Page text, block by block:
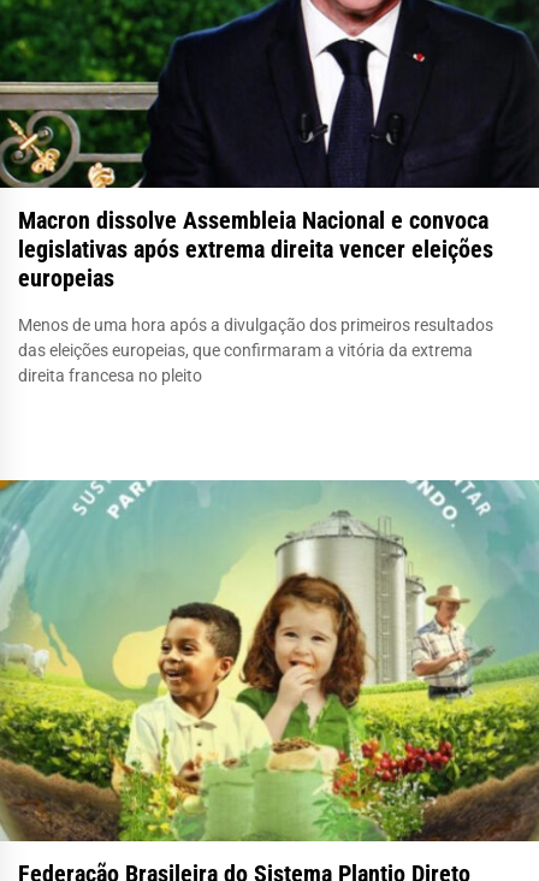
Macron dissolve Assembleia Nacional e convoca
legislativas após extrema direita vencer eleições
europeias
Menos de uma hora após a divulgação dos primeiros resultados
das eleições europeias, que confirmaram a vitória da extrema
direita francesa no pleito
Federação Brasileira do Sistema Plantio Direto